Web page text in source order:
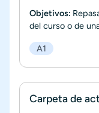
Objetivos:
del curso o de
A1
Carpeta de